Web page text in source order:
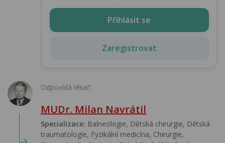
Přihlásit se
Zaregistrovat
Odpovídá lékař:
MUDr. Milan Navrátil
Specializace: Balneologie, Dětská chirurgie, Dětská
traumatologie, Fyzikální medicína, Chirurgie,